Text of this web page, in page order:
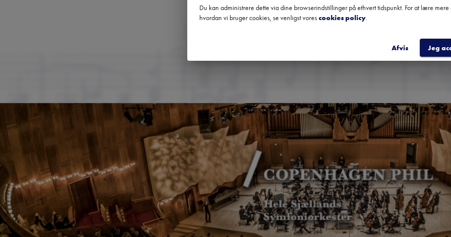
Du kan administrere dette via dine browserindstillinger på ethvert tidspunkt. For at lære mere
hvordan vi bruger cookies, se venligst vorescookies policy.
Afvis Jeg